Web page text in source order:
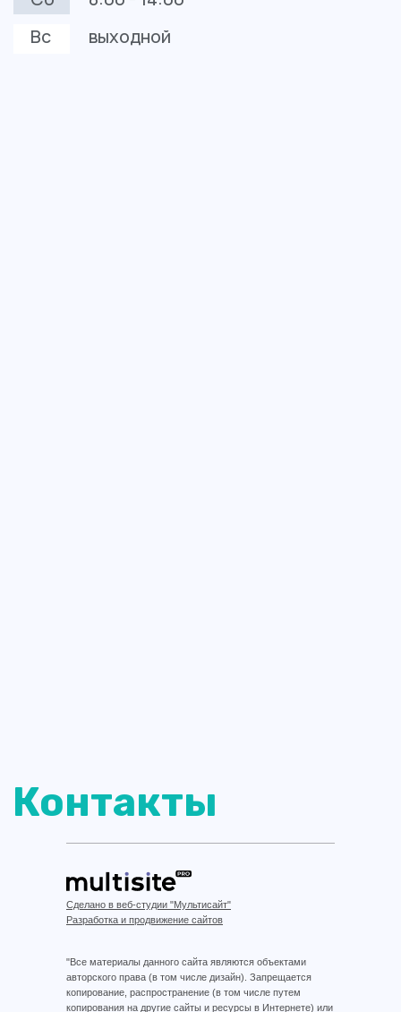
Сделано в веб-студии "Мультисайт"
Разработка и продвижение сайтов
"Все материалы данного сайта являются объектами
авторского права (в том числе дизайн). Запрещается
копирование, распространение (в том числе путем
копирования на другие сайты и ресурсы в Интернете) или